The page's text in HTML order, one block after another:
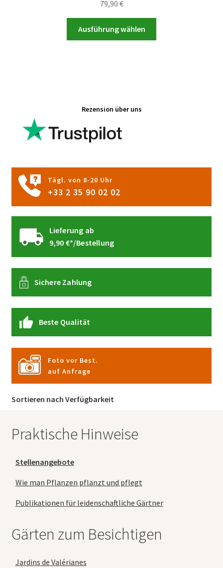
79,90 €
Ausführung wählen
Rezension über uns
Tägl. von 8-20 Uhr
+33 2 35 90 02 02
Lieferung ab
9,90 €*/Bestellung
Sichere Zahlung
Beste Qualität
Foto vor Best.
auf Anfrage
Sortieren nach Verfügbarkeit
Praktische Hinweise
Stellenangebote
Wie man Pflanzen pflanzt und pflegt
Publikationen für leidenschaftliche Gärtner
Gärten zum Besichtigen
Jardins de Valérianes